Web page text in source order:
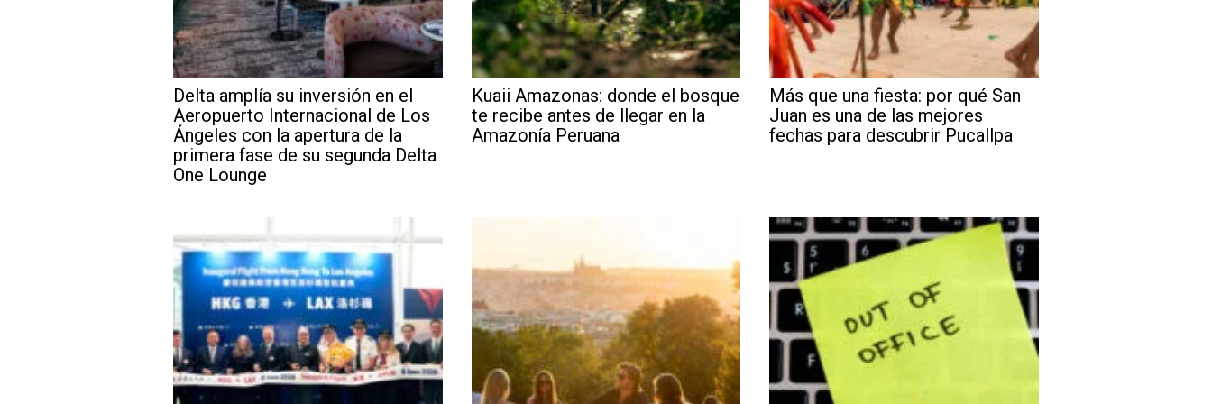
Delta amplía su inversión en el
Aeropuerto Internacional de Los
Ángeles con la apertura de la
primera fase de su segunda Delta
One Lounge
Kuaii Amazonas: donde el bosque
te recibe antes de llegar en la
Amazonía Peruana
Más que una fiesta: por qué San
Juan es una de las mejores
fechas para descubrir Pucallpa